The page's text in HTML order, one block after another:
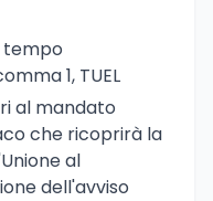
tempo
1, TUEL
al mandato
che ricoprirà la
al
dell'avviso